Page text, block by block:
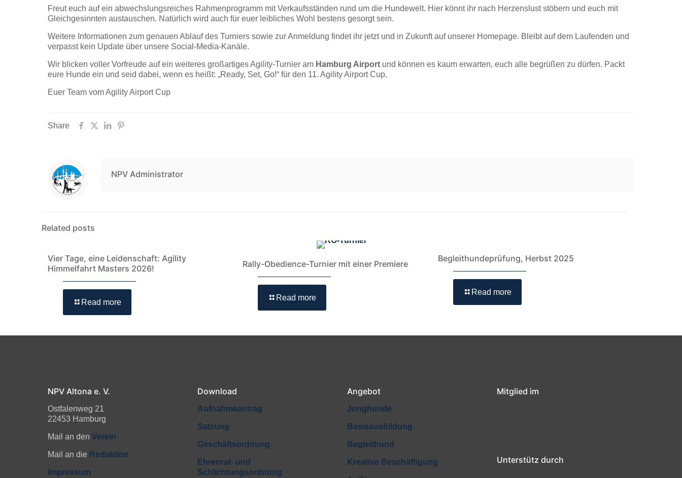
Freut euch auf ein abwechslungsreiches Rahmenprogramm mit Verkaufsständen rund um die Hundewelt. Hier könnt ihr nach Herzenslust stöbern und euch mit
Gleichgesinnten austauschen. Natürlich wird auch für euer leibliches Wohl bestens gesorgt sein.
Weitere Informationen zum genauen Ablauf des Turniers sowie zur Anmeldung findet ihr jetzt und in Zukunft auf unserer Homepage. Bleibt auf dem Laufenden und
verpasst kein Update über unsere Social-Media-Kanäle.
Wir blicken voller Vorfreude auf ein weiteres großartiges Agility-Turnier am Hamburg Airportund können es kaum erwarten, euch alle begrüßen zu dürfen. Packt
eure Hunde ein und seid dabei, wenn es heißt: „Ready, Set, Go!“ für den 11. Agility Airport Cup.
Euer Team vom Agility Airport Cup
Share
NPV Administrator
Related posts
Vier Tage, eine Leidenschaft: Agility
Himmelfahrt Masters 2026!
Read more
Rally-Obedience-Turnier mit einer Premiere
Read more
Begleithundeprüfung, Herbst 2025
Read more
NPV Altona e. V.
Ostfalenweg 21
22453 Hamburg
Mail an den Verein
Mail an die Redaktion
Impressum
Download
Aufnahmeantrag
Satzung
Geschäftsordnung
Ehrenrat- und
Schlichtungsordnung
Angebot
Junghunde
Basisausbildung
Begleithund
Kreative Beschäftigung
Mitglied im
Unterstütz durch